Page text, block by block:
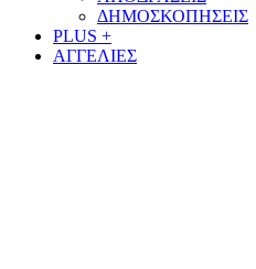
ΔΗΜΟΣΚΟΠΗΣΕΙΣ
PLUS +
ΑΓΓΕΛΙΕΣ